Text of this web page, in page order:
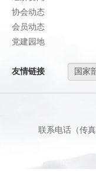
协会动态
会员动态
党建园地
友情链接
联系电话（传